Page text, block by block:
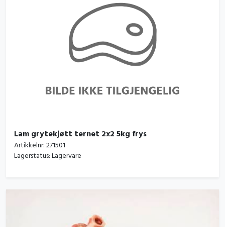
Lam grytekjøtt ternet 2x2 5kg frys
Artikkelnr:271501
Lagerstatus:Lagervare